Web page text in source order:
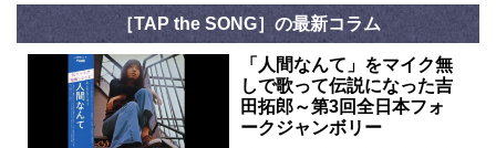
［TAP the SONG］の最新コラム
「人間なんて」をマイク無
しで歌って伝説になった吉
田拓郎～第3回全日本フォ
ークジャンボリー